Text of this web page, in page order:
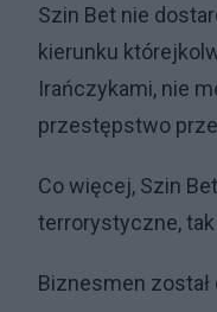
Szin Bet nie
kierunku
Irańczykami, nie
przestępstwo
Co więcej, Szin
terrorystyczne,
Biznesmen